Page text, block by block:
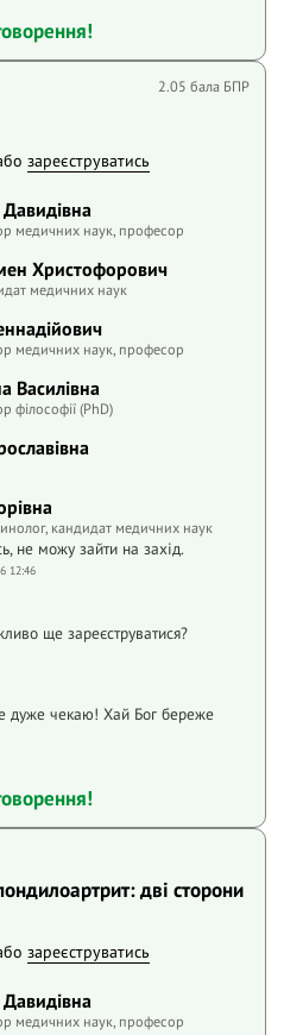
2.05 бала БПР
зареєструватись
медичних наук, професор
Христофорович
медичних наук
медичних наук, професор
Василівна
філософії (PhD)
кандидат медичних наук
не можу зайти на захід.
12:46
ще зареєструватися?
дуже чекаю! Хай Бог береже
дві сторони
зареєструватись
медичних наук, професор